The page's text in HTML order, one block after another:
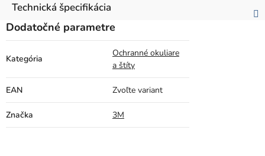
Technická špecifikácia
Dodatočné parametre
Kategória
Ochranné okuliare
a štíty
EAN Zvoľte variant
Značka 3M